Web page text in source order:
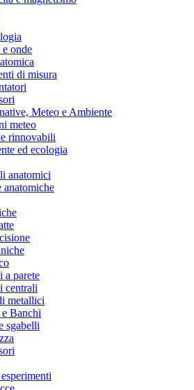
e onde
di misura
Meteo e Ambiente
meteo
rinnovabili
ed ecologia
anatomici
anatomiche
a parete
centrali
metallici
Banchi
sgabelli